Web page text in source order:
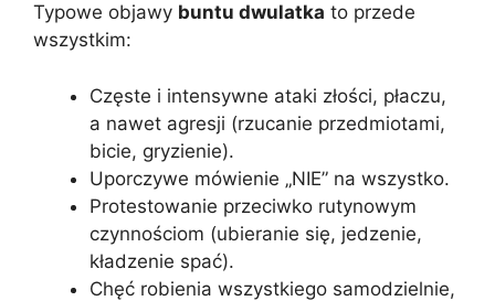
Typowe objawy buntu dwulatka to przede
wszystkim:
Częste i intensywne ataki złości, płaczu,
a nawet agresji (rzucanie przedmiotami,
bicie, gryzienie).
Uporczywe mówienie „NIE” na wszystko.
Protestowanie przeciwko rutynowym
czynnościom (ubieranie się, jedzenie,
kładzenie spać).
Chęć robienia wszystkiego samodzielnie,